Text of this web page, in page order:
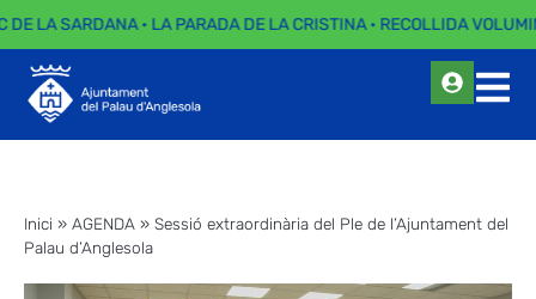
LA SARDANA · LA PARADA DE LA CRISTINA · RECOLLIDA
Inici » AGENDA » Sessió extraordinària del Ple de l’Ajuntament del
Palau d’Anglesola